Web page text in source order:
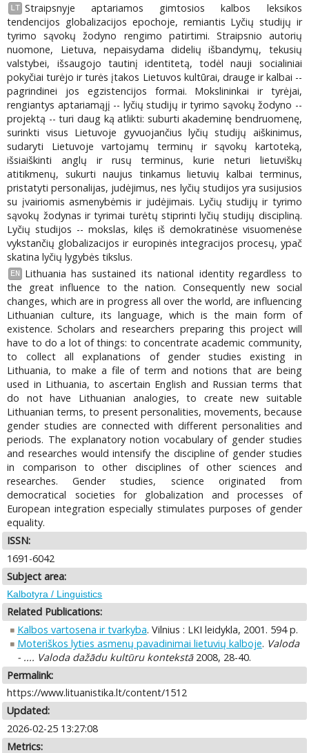
LT Straipsnyje aptariamos gimtosios kalbos leksikos
tendencijos globalizacijos epochoje, remiantis Lyčių studijų ir
tyrimo sąvokų žodyno rengimo patirtimi. Straipsnio autorių
nuomone, Lietuva, nepaisydama didelių išbandymų, tekusių
valstybei, išsaugojo tautinį identitetą, todėl nauji socialiniai
pokyčiai turėjo ir turės įtakos Lietuvos kultūrai, drauge ir kalbai --
pagrindinei jos egzistencijos formai. Mokslininkai ir tyrėjai,
rengiantys aptariamąjį -- lyčių studijų ir tyrimo sąvokų žodyno --
projektą -- turi daug ką atlikti: suburti akademinę bendruomenę,
surinkti visus Lietuvoje gyvuojančius lyčių studijų aiškinimus,
sudaryti Lietuvoje vartojamų terminų ir sąvokų kartoteką,
išsiaiškinti anglų ir rusų terminus, kurie neturi lietuviškų
atitikmenų, sukurti naujus tinkamus lietuvių kalbai terminus,
pristatyti personalijas, judėjimus, nes lyčių studijos yra susijusios
su įvairiomis asmenybėmis ir judėjimais. Lyčių studijų ir tyrimo
sąvokų žodynas ir tyrimai turėtų stiprinti lyčių studijų discipliną.
Lyčių studijos -- mokslas, kilęs iš demokratinėse visuomenėse
vykstančių globalizacijos ir europinės integracijos procesų, ypač
skatina lyčių lygybės tikslus.
EN
Lithuania has sustained its national identity regardless to
the great influence to the nation. Consequently new social
changes, which are in progress all over the world, are influencing
Lithuanian culture, its language, which is the main form of
existence. Scholars and researchers preparing this project will
have to do a lot of things: to concentrate academic community,
to collect all explanations of gender studies existing in
Lithuania, to make a file of term and notions that are being
used in Lithuania, to ascertain English and Russian terms that
do not have Lithuanian analogies, to create new suitable
Lithuanian terms, to present personalities, movements, because
gender studies are connected with different personalities and
periods. The explanatory notion vocabulary of gender studies
and researches would intensify the discipline of gender studies
in comparison to other disciplines of other sciences and
researches. Gender studies, science originated from
democratical societies for globalization and processes of
European integration especially stimulates purposes of gender
equality.
ISSN:
1691-6042
Subject area:
Kalbotyra / Linguistics
Related Publications:
Kalbos vartosena ir tvarkyba. Vilnius : LKI leidykla, 2001. 594 p.
Moteriškos lyties asmenų pavadinimai lietuvių kalboje. Valoda
- .... Valoda dažādu kultūru kontekstā2008, 28-40.
Permalink:
https://www.lituanistika.lt/content/1512
Updated:
2026-02-25 13:27:08
Metrics: